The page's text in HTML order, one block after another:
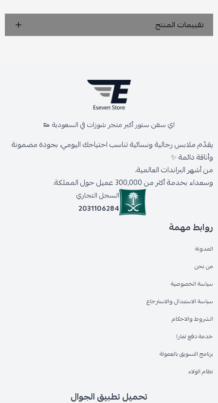
تقييمات المنتج
اي سفن ستور أكبر متجر شوزات في السعودية 👟
يقدّم ملابس رجالية ونسائية تناسب احتياجك اليومي، بجودة مضمونة
وأناقة دائمة ✨
من أشهر البراندات العالمية،
وسعداء بخدمة أكثر من 300,000 عميل حول المملكة.
السجل التجاري
2031106284
روابط مهمة
المدونة
من نحن
سياسة الخصوصية
سياسة الاستبدال والاسترجاع
الشروط والاحكام
خدمة دفع تمارا
برنامج التسويق بالعمولة
نظام الولاء
تحميل تطبيق الجوال